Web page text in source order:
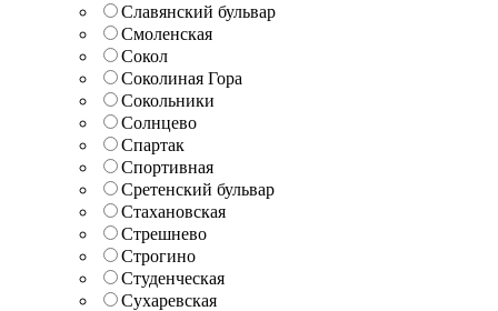
Славянский бульвар
Смоленская
Сокол
Соколиная Гора
Сокольники
Солнцево
Спартак
Спортивная
Сретенский бульвар
Стахановская
Стрешнево
Строгино
Студенческая
Сухаревская